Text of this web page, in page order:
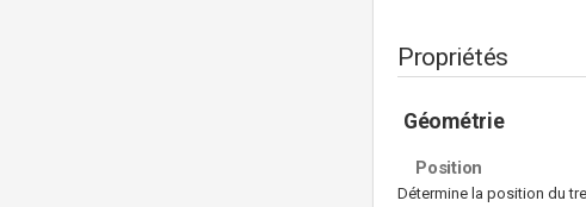
Propriétés
Géométrie
Position
Détermine la position du